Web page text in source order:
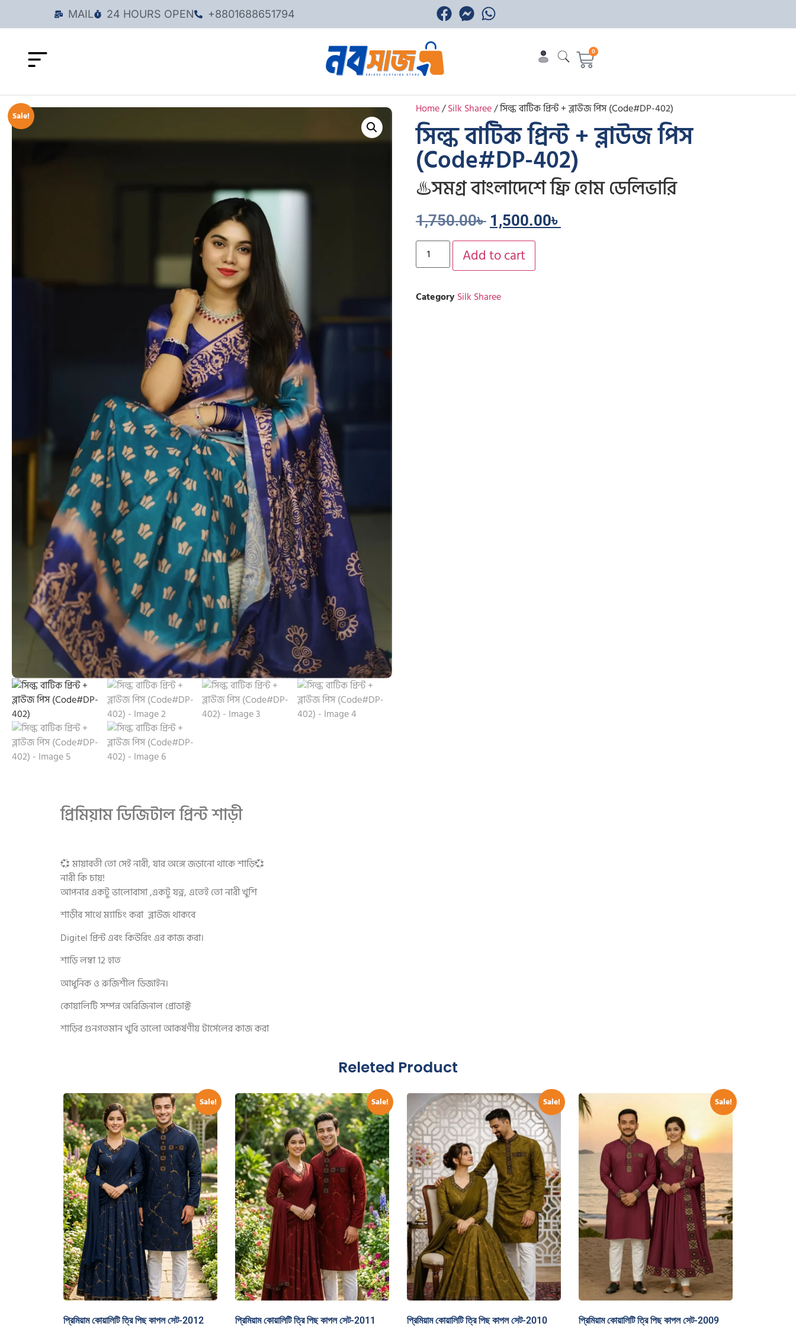
MAIL 24 HOURS OPEN +8801688651794
0
Sale!
Home/Silk Sharee/ সিল্ক বাটিক প্রিন্ট + ব্লাউজ পিস (Code#DP-402)
সিল্ক বাটিক প্রিন্ট + ব্লাউজ পিস
(Code#DP-402)
♨️সমগ্র বাংলাদেশে ফ্রি হোম ডেলিভারি
1,750.00৳ 1,500.00৳
Add to cart
CategorySilk Sharee
প্রিমিয়াম ডিজিটাল প্রিন্ট শাড়ী
💞 মায়াবতী তো সেই নারী, যার অঙ্গে জড়ানো থাকে শাড়ি💞
নারী কি চায়!
আপনার একটু ভালোবাসা ,একটু যত্ন, এতেই তো নারী খুশি
শাড়ীর সাথে ম্যাচিং করা ব্লাউজ থাকবে
Digitel প্রিন্ট এবং কিউরিং এর কাজ করা।
শাড়ি লম্বা 12 হাত
আধুনিক ও রুজিশীল ডিজাইন।
কোয়ালিটি সম্পন্ন অরিজিনাল প্রোডাক্ট
শাড়ির গুনগতমান খুবি ভালো আকর্ষণীয় টার্সেলের কাজ করা
Releted Product
Sale!
প্রিমিয়াম কোয়ালিটি ত্রি পিছ কাপল সেট-2012
Sale!
প্রিমিয়াম কোয়ালিটি ত্রি পিছ কাপল সেট-2011
Sale!
প্রিমিয়াম কোয়ালিটি ত্রি পিছ কাপল সেট-2010
Sale!
প্রিমিয়াম কোয়ালিটি ত্রি পিছ কাপল সেট-2009